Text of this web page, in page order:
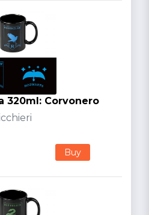
320ml: Corvonero
Buy